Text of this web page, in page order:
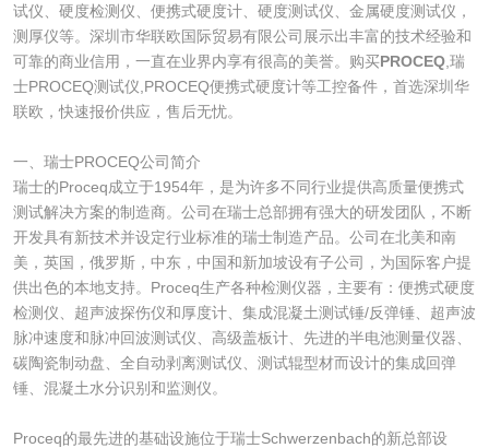
试仪、硬度检测仪、便携式硬度计、硬度测试仪、金属硬度测试仪，
测厚仪等。深圳市华联欧国际贸易有限公司展示出丰富的技术经验和
可靠的商业信用，一直在业界内享有很高的美誉。购买PROCEQ,瑞
士PROCEQ测试仪,PROCEQ便携式硬度计等工控备件，首选深圳华
联欧，快速报价供应，售后无忧。
一、瑞士PROCEQ公司简介
瑞士的Proceq成立于1954年，是为许多不同行业提供高质量便携式
测试解决方案的制造商。公司在瑞士总部拥有强大的研发团队，不断
开发具有新技术并设定行业标准的瑞士制造产品。公司在北美和南
美，英国，俄罗斯，中东，中国和新加坡设有子公司，为国际客户提
供出色的本地支持。Proceq生产各种检测仪器，主要有：便携式硬度
检测仪、超声波探伤仪和厚度计、集成混凝土测试锤/反弹锤、超声波
脉冲速度和脉冲回波测试仪、高级盖板计、先进的半电池测量仪器、
碳陶瓷制动盘、全自动剥离测试仪、测试辊型材而设计的集成回弹
锤、混凝土水分识别和监测仪。
Proceq的最先进的基础设施位于瑞士Schwerzenbach的新总部设